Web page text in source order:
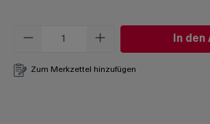
Produkt Anzahl: Gib den
In
Zum Merkzettel hinzufügen